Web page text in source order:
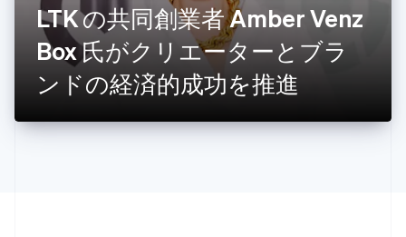
LTK の共同創業者 Amber Venz
Box 氏がクリエーターとブラ
ンドの経済的成功を推進
スロバキア
English
スロベニア
English Italiano
タイ
ไทย
チェコ共和国